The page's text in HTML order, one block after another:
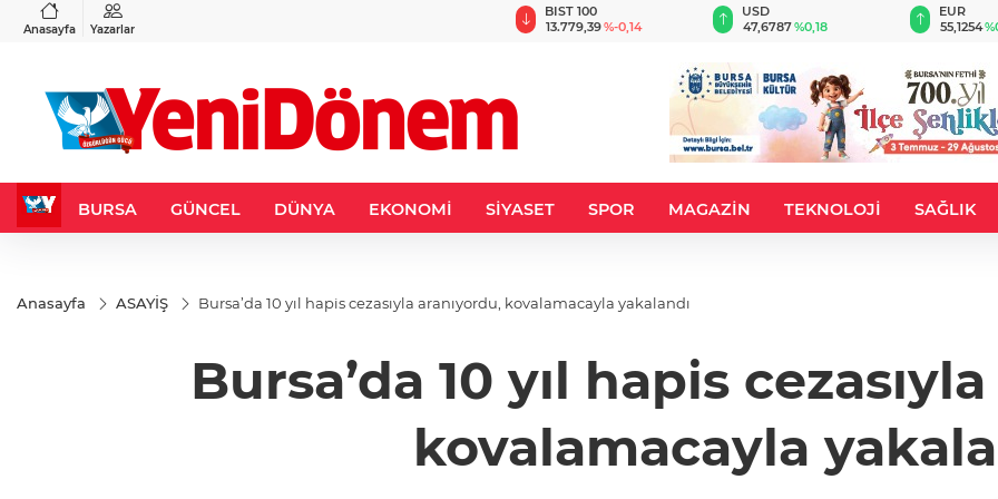
Anasayfa Yazarlar
%-0,22
BIST 100
13.779,39%-0,14
USD
47,6787%0,18
EUR
55,1254
BURSA GÜNCEL DÜNYA EKONOMİ SİYASET SPOR MAGAZİN TEKNOLOJİ SAĞLIK
Anasayfa ASAYİŞ Bursa’da 10 yıl hapis cezasıyla aranıyordu, kovalamacayla yakalandı
Bursa’da 10 yıl hapis
kovalamacayla